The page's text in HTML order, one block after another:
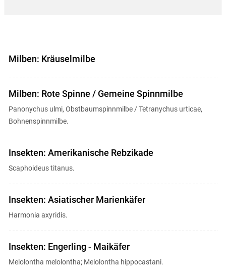
Milben: Kräuselmilbe
Milben: Rote Spinne / Gemeine Spinnmilbe
Panonychus ulmi, Obstbaumspinnmilbe / Tetranychus urticae,
Bohnenspinnmilbe.
Insekten: Amerikanische Rebzikade
Scaphoideus titanus.
Insekten: Asiatischer Marienkäfer
Harmonia axyridis.
Insekten: Engerling - Maikäfer
Melolontha melolontha; Melolontha hippocastani.